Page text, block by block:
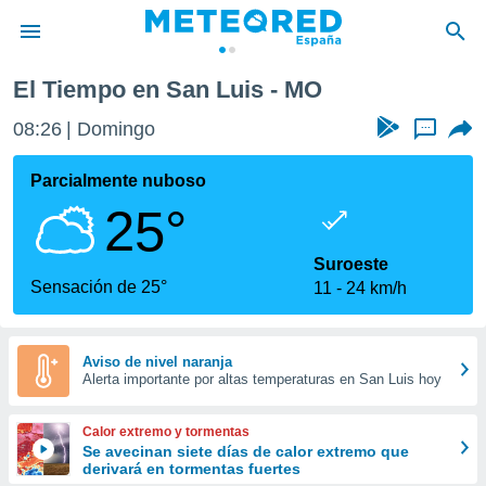
de
por
se
calidad.
a este
las
y
forma
digital
basada
El Tiempo en San Luis - MO
08:26 Domingo ...
Parcialmente nuboso
25°
Sensación de 25°
Suroeste
11
24 km/h
Aviso de nivel naranja
Alerta importante por altas temperaturas en San Luis hoy
Calor extremo y tormentas
Se avecinan siete días de calor extremo que
derivará en tormentas fuertes